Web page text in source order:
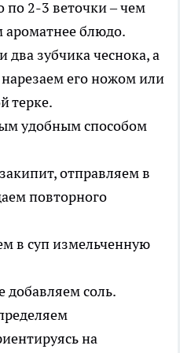
по 2-3 веточки – чем
ароматнее блюдо.
зубчика чеснока, а
его ножом или
терке.
отправляем в
повторного
добавляем соль.
на